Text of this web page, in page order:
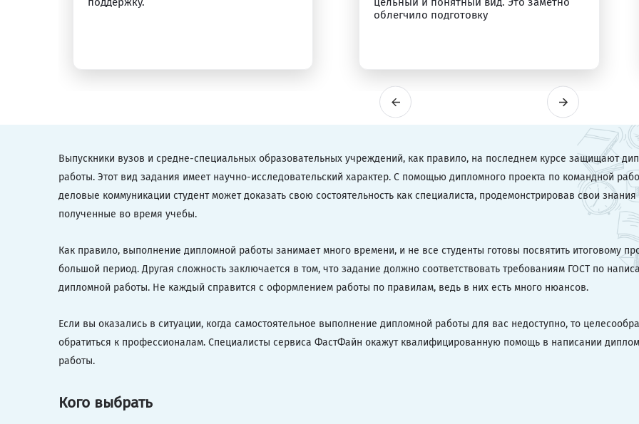
облегчило подготовку
Выпускники вузов и средне-специальных образовательных учреждений, как правило, на последнем курсе защищают
работы. Этот вид задания имеет научно-исследовательский характер. С помощью дипломного проекта по командной
деловые коммуникации студент может доказать свою состоятельность как специалиста, продемонстрировав свои
полученные во время учебы.
Как правило, выполнение дипломной работы занимает много времени, и не все студенты готовы посвятить итоговому
большой период. Другая сложность заключается в том, что задание должно соответствовать требованиям ГОСТ по
дипломной работы. Не каждый справится с оформлением работы по правилам, ведь в них есть много нюансов.
Если вы оказались в ситуации, когда самостоятельное выполнение дипломной работы для вас недоступно, то
обратиться к профессионалам. Специалисты сервиса ФастФайн окажут квалифицированную помощь в написании
работы.
Кого выбрать